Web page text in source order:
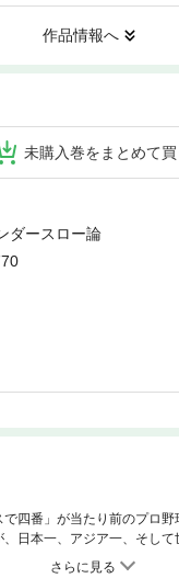
作品情報へ
未購入巻をまとめて買
ダースロー論
四番」が当たり前のプロ野
日本一、アジア一、そして
ロコの投球論。